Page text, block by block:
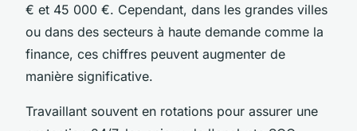
€ et 45 000 €. Cependant, dans les grandes villes
ou dans des secteurs à haute demande comme la
finance, ces chiffres peuvent augmenter de
manière significative.
Travaillant souvent en rotations pour assurer une